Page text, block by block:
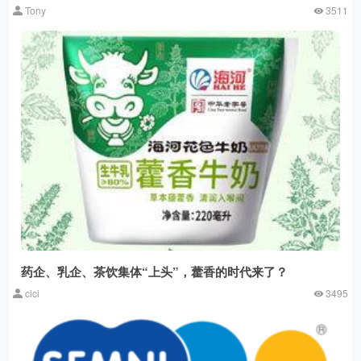
Tony 3511
药企、乳企、茶饮集体“上头”，藿香的时代来了？
cici 3495